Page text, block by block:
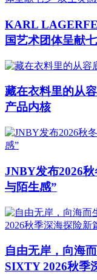
KARL
国艺术团体呈献
藏在衣料里的从
产品内核
JNBY发布2026
与陌生感”
自由无岸，向海
SIXTY 2026秋季